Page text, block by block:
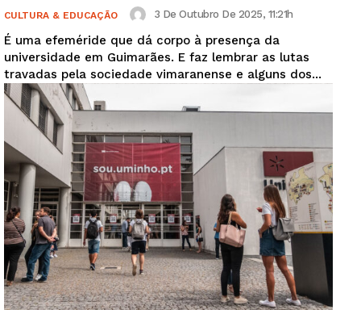
CULTURA & EDUCAÇÃO 3 De Outubro De 2025, 11:21h
É uma efeméride que dá corpo à presença da
universidade em Guimarães. E faz lembrar as lutas
travadas pela sociedade vimaranense e alguns dos...